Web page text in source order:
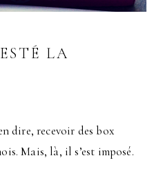
LA
dire, recevoir des box
Mais, là, il s’est imposé.